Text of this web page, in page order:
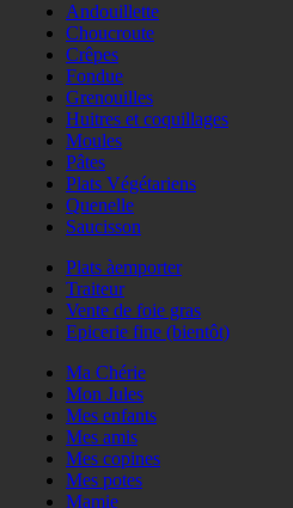
Andouillette
Choucroute
Crêpes
Fondue
Grenouilles
Huitres et coquillages
Moules
Pâtes
Plats Végétariens
Quenelle
Saucisson
Plats àemporter
Traiteur
Vente de foie gras
Epicerie fine (bientôt)
Ma Chérie
Mon Jules
Mes enfants
Mes amis
Mes copines
Mes potes
Mamie